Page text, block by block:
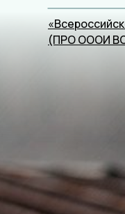
(ПРО ОООИ